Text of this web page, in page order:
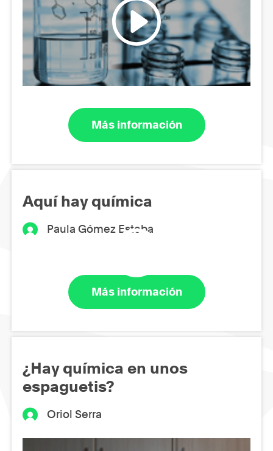
Más información
Aquí hay química
Paula Gómez Esteba
Más información
¿Hay química en unos
espaguetis?
Oriol Serra